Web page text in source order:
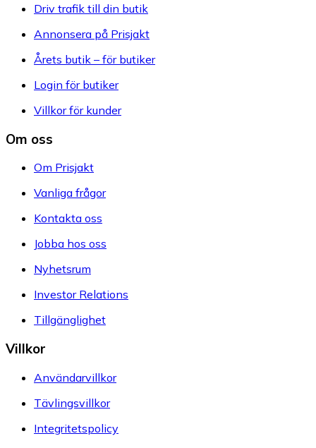
Driv trafik till din butik
Annonsera på Prisjakt
Årets butik – för butiker
Login för butiker
Villkor för kunder
Om oss
Om Prisjakt
Vanliga frågor
Kontakta oss
Jobba hos oss
Nyhetsrum
Investor Relations
Tillgänglighet
Villkor
Användarvillkor
Tävlingsvillkor
Integritetspolicy